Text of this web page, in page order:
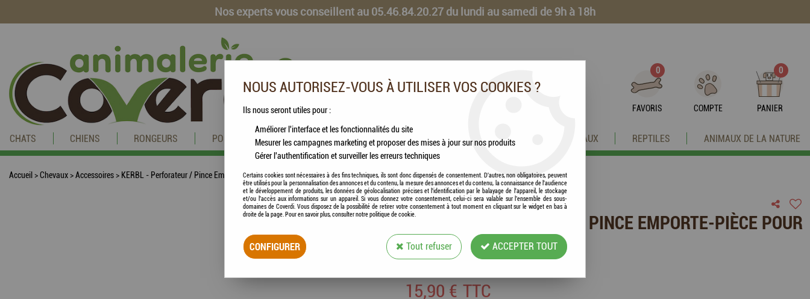
Nos experts vous conseillent au 05.46.84.20.27 du lundi au samedi de 9h à 18h
0
FAVORIS COMPTE
0
PANIER
CHATS CHIENS RONGEURS POISSONS CHEVAUX VOLAILLES ANIMAUX DE LA FERME OISEAUX REPTILES ANIMAUX DE LA NATURE
Accueil >Chevaux>Accessoires> KERBL - Perforateur / Pince Emporte-pièce pour Cuir
KERBL - PERFORATEUR / PINCE EMPORTE-PIÈCE POUR
CUIR
15,90 € TTC
NOUS AUTORISEZ-VOUS À UTILISER VOS COOKIES ?
Ils nous seront utiles pour :
Améliorer l'interface et les fonctionnalités du site
Mesurer les campagnes marketing et proposer des mises à jour sur nos produits
Gérer l'authentification et surveiller les erreurs techniques
Certains cookies sont nécessaires à des fins techniques, ils sont donc dispensés de consentement. D'autres, non obligatoires, peuvent
être utilisés pour la personnalisation des annonces et du contenu, la mesure des annonces et du contenu, la connaissance de l'audience
et le développement de produits, les données de géolocalisation précises et l'identification par le balayage de l'appareil, le stockage
et/ou l'accès aux informations sur un appareil. Si vous donnez votre consentement, celui-ci sera valable sur l’ensemble des sous-
domaines de Coverdi. Vous disposez de la possibilité de retirer votre consentement à tout moment en cliquant sur le widget en bas à
droite de la page. Pour en savoir plus, consulter notre politique de cookie.
CONFIGURER Tout refuser ACCEPTER TOUT